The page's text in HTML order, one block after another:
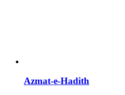
Azmat-e-Hadith